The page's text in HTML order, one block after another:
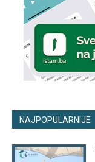
NAJPOPULARNIJE